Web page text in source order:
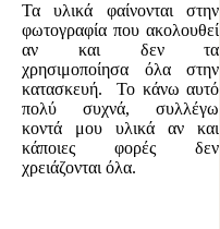
Τα υλικά φαίνονται στην
φωτογραφία που ακολουθεί
αν και δεν τα
χρησιμοποίησα όλα στην
κατασκευή. Το κάνω αυτό
πολύ συχνά, συλλέγω
κοντά μου υλικά αν και
κάποιες φορές δεν
χρειάζονται όλα.